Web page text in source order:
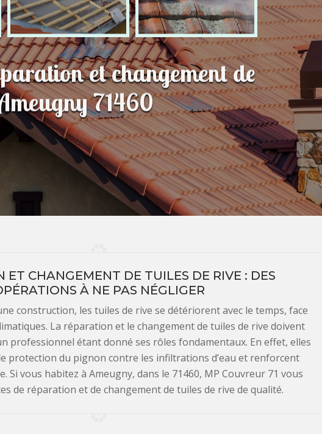
et changement de
71460
ET CHANGEMENT DE TUILES DE RIVE : DES
À NE PAS NÉGLIGER
construction, les tuiles de rive se détériorent avec le temps, face
La réparation et le changement de tuiles de rive doivent
professionnel étant donné ses rôles fondamentaux. En effet, elles
protection du pignon contre les infiltrations d’eau et renforcent
Si vous habitez à Ameugny, dans le 71460, MP Couvreur 71 vous
de réparation et de changement de tuiles de rive de qualité.